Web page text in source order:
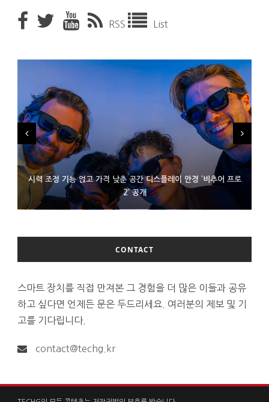
RSS List
시력 조정 기능 얹고 가격 낮춘 공간 디스플레이 안경 ‘비추어 프로
2’ 공개
D램 부족에 10억달러어치 아이폰18 프로세서 패키징 대기 중
300~400달러 반지형 스피커 준비하는 오픈AI
CONTACT
스마트 장치를 직접 만져본 그 경험을 더 많은 이들과 공유
하고 싶다면 언제든 문은 두드리세요. 여러분의 제보 및 기
고를 기다립니다.
contact@techg.kr